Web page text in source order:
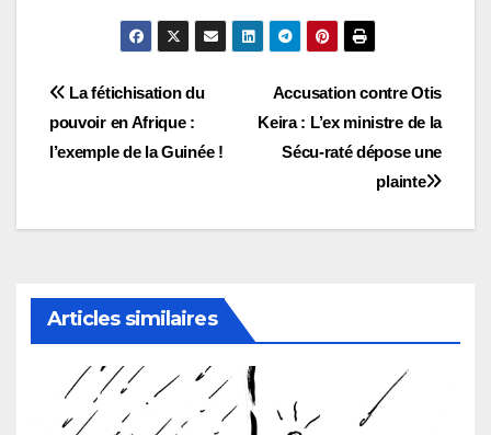
Navigation
de
Accusation contre Otis
Keira : L’ex ministre de la
Sécu-raté dépose une
plainte
La fétichisation du
pouvoir en Afrique :
l’exemple de la Guinée !
Articles similaires